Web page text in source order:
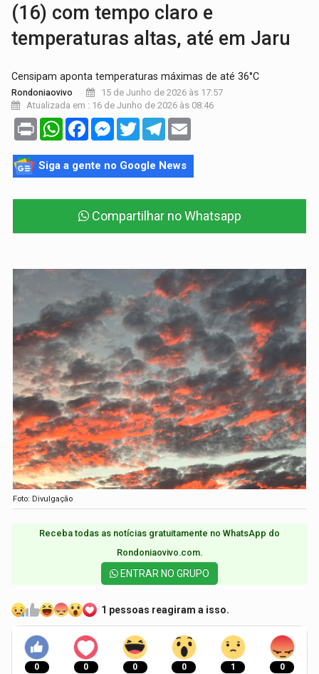
(16) com tempo claro e
temperaturas altas, até em Jaru
Censipam aponta temperaturas máximas de até 36°C
Rondoniaovivo
15 de Junho de 2026 às 17:57
Atualizada em : 16 de Junho de 2026 às 08:46
Print WhatsAppFacebookMessenger
TwitterTelegram
Siga a gente no Google News
Compartilhar no Whatsapp
Foto: Divulgação
Receba todas as notícias gratuitamente no WhatsApp do
Rondoniaovivo.com.​
ENTRAR NO GRUPO
1 pessoas reagiram a isso.
0 0 0 0 1 0